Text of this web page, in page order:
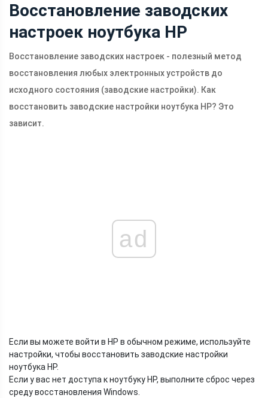
Восстановление заводских
настроек ноутбука HP
Восстановление заводских настроек - полезный метод
восстановления любых электронных устройств до
исходного состояния (заводские настройки). Как
восстановить заводские настройки ноутбука HP? Это
зависит.
ad
Если вы можете войти в HP в обычном режиме, используйте
настройки, чтобы восстановить заводские настройки
ноутбука HP.
Если у вас нет доступа к ноутбуку HP, выполните сброс через
среду восстановления Windows.